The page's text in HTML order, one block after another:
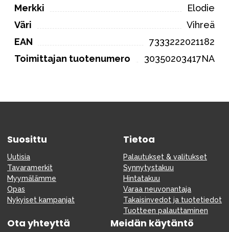
Merkki
Elodie
Väri
Vihreä
EAN
7333222021182
Toimittajan tuotenumero
30350203417NA
Suosittu
Uutisia
Tavaramerkit
Myymälämme
Opas
Nykyiset kampanjat
Tietoa
Palautukset & valitukset
Synnytystakuu
Hintatakuu
Varaa neuvonantaja
Takaisinvedot ja tuotetiedot
Tuotteen palauttaminen
Ota yhteyttä Meidän käytäntö